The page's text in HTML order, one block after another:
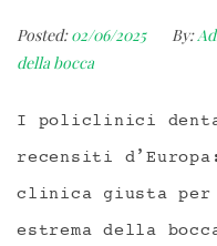
Posted: 02/06/2025 By:
della bocca
I policlinici
recensiti
clinica giusta
estrema della